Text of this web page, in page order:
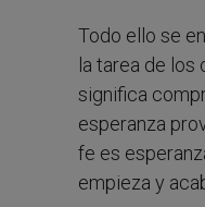
Todo ello se
la tarea de
significa
esperanza
fe es
empieza y